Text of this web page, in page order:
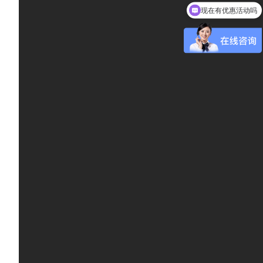
现在有优惠活动吗